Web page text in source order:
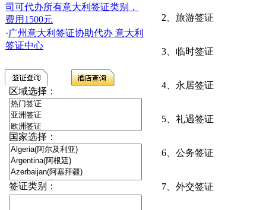
司可代办所有意大利签证类别，
费用1500元
·广州意大利签证协助代办 意大利
签证中心
区域选择：
国家选择：
签证类别：
2 、旅游签证
3 、临时签证
4 、永居签证
5 、礼遇签证
6 、公务签证
7 、外交签证